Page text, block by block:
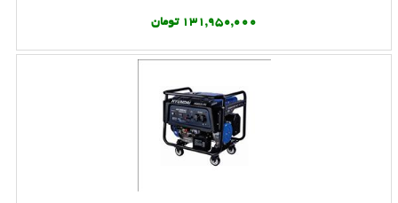
131,950,000 تومان